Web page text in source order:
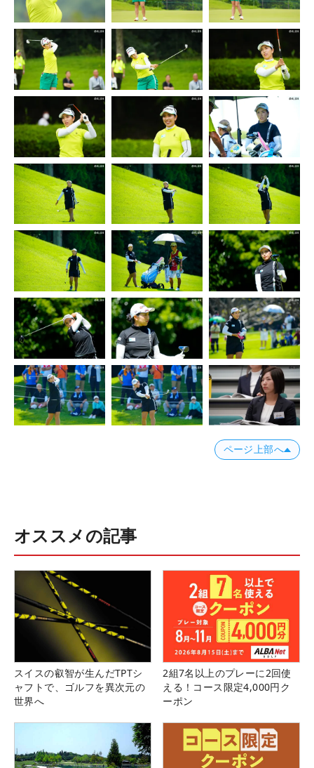
ページ上部へ
オススメの記事
スイスの叡智が生んだTPTシ
ャフトで、ゴルフを異次元の
世界へ
2組7名以上のプレーに2回使
える！コース限定4,000円ク
ーポン